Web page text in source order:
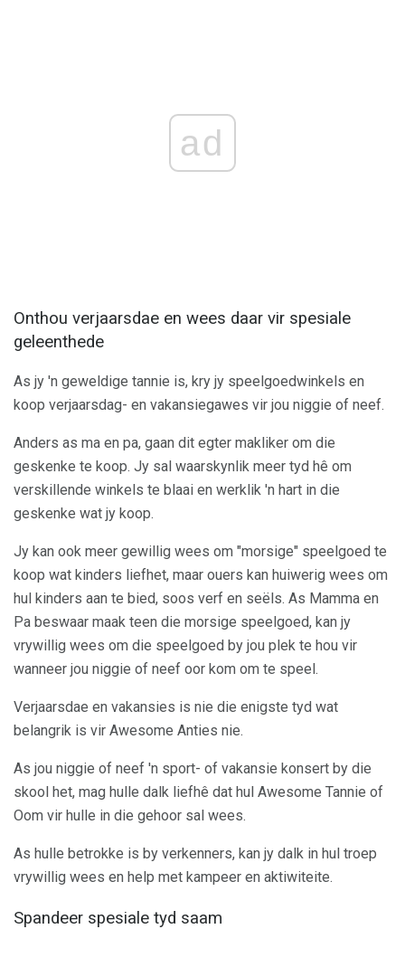
ad
Onthou verjaarsdae en wees daar vir spesiale
geleenthede
As jy 'n geweldige tannie is, kry jy speelgoedwinkels en
koop verjaarsdag- en vakansiegawes vir jou niggie of neef.
Anders as ma en pa, gaan dit egter makliker om die
geskenke te koop. Jy sal waarskynlik meer tyd hê om
verskillende winkels te blaai en werklik 'n hart in die
geskenke wat jy koop.
Jy kan ook meer gewillig wees om "morsige" speelgoed te
koop wat kinders liefhet, maar ouers kan huiwerig wees om
hul kinders aan te bied, soos verf en seëls. As Mamma en
Pa beswaar maak teen die morsige speelgoed, kan jy
vrywillig wees om die speelgoed by jou plek te hou vir
wanneer jou niggie of neef oor kom om te speel.
Verjaarsdae en vakansies is nie die enigste tyd wat
belangrik is vir Awesome Anties nie.
As jou niggie of neef 'n sport- of vakansie konsert by die
skool het, mag hulle dalk liefhê dat hul Awesome Tannie of
Oom vir hulle in die gehoor sal wees.
As hulle betrokke is by verkenners, kan jy dalk in hul troep
vrywillig wees en help met kampeer en aktiwiteite.
Spandeer spesiale tyd saam